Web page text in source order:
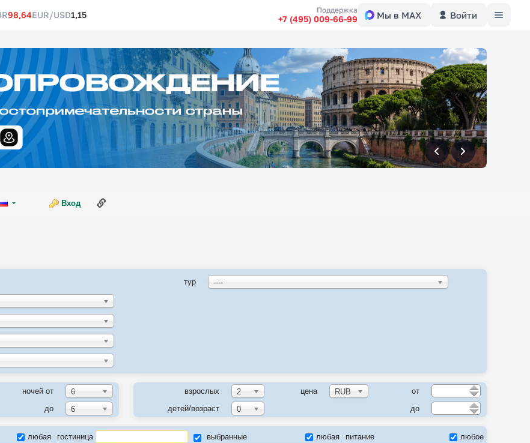
98,64EUR/USD1,15 Поддержка
+7 (495) 009-66-99 Мы в MAX Войти
впередвперед
Вход
тур ----
ночей от
6
до 6
взрослых 2 цена RUB
от
детей/возраст
0 до
любая
гостиница выбранные
любая
питание
любое